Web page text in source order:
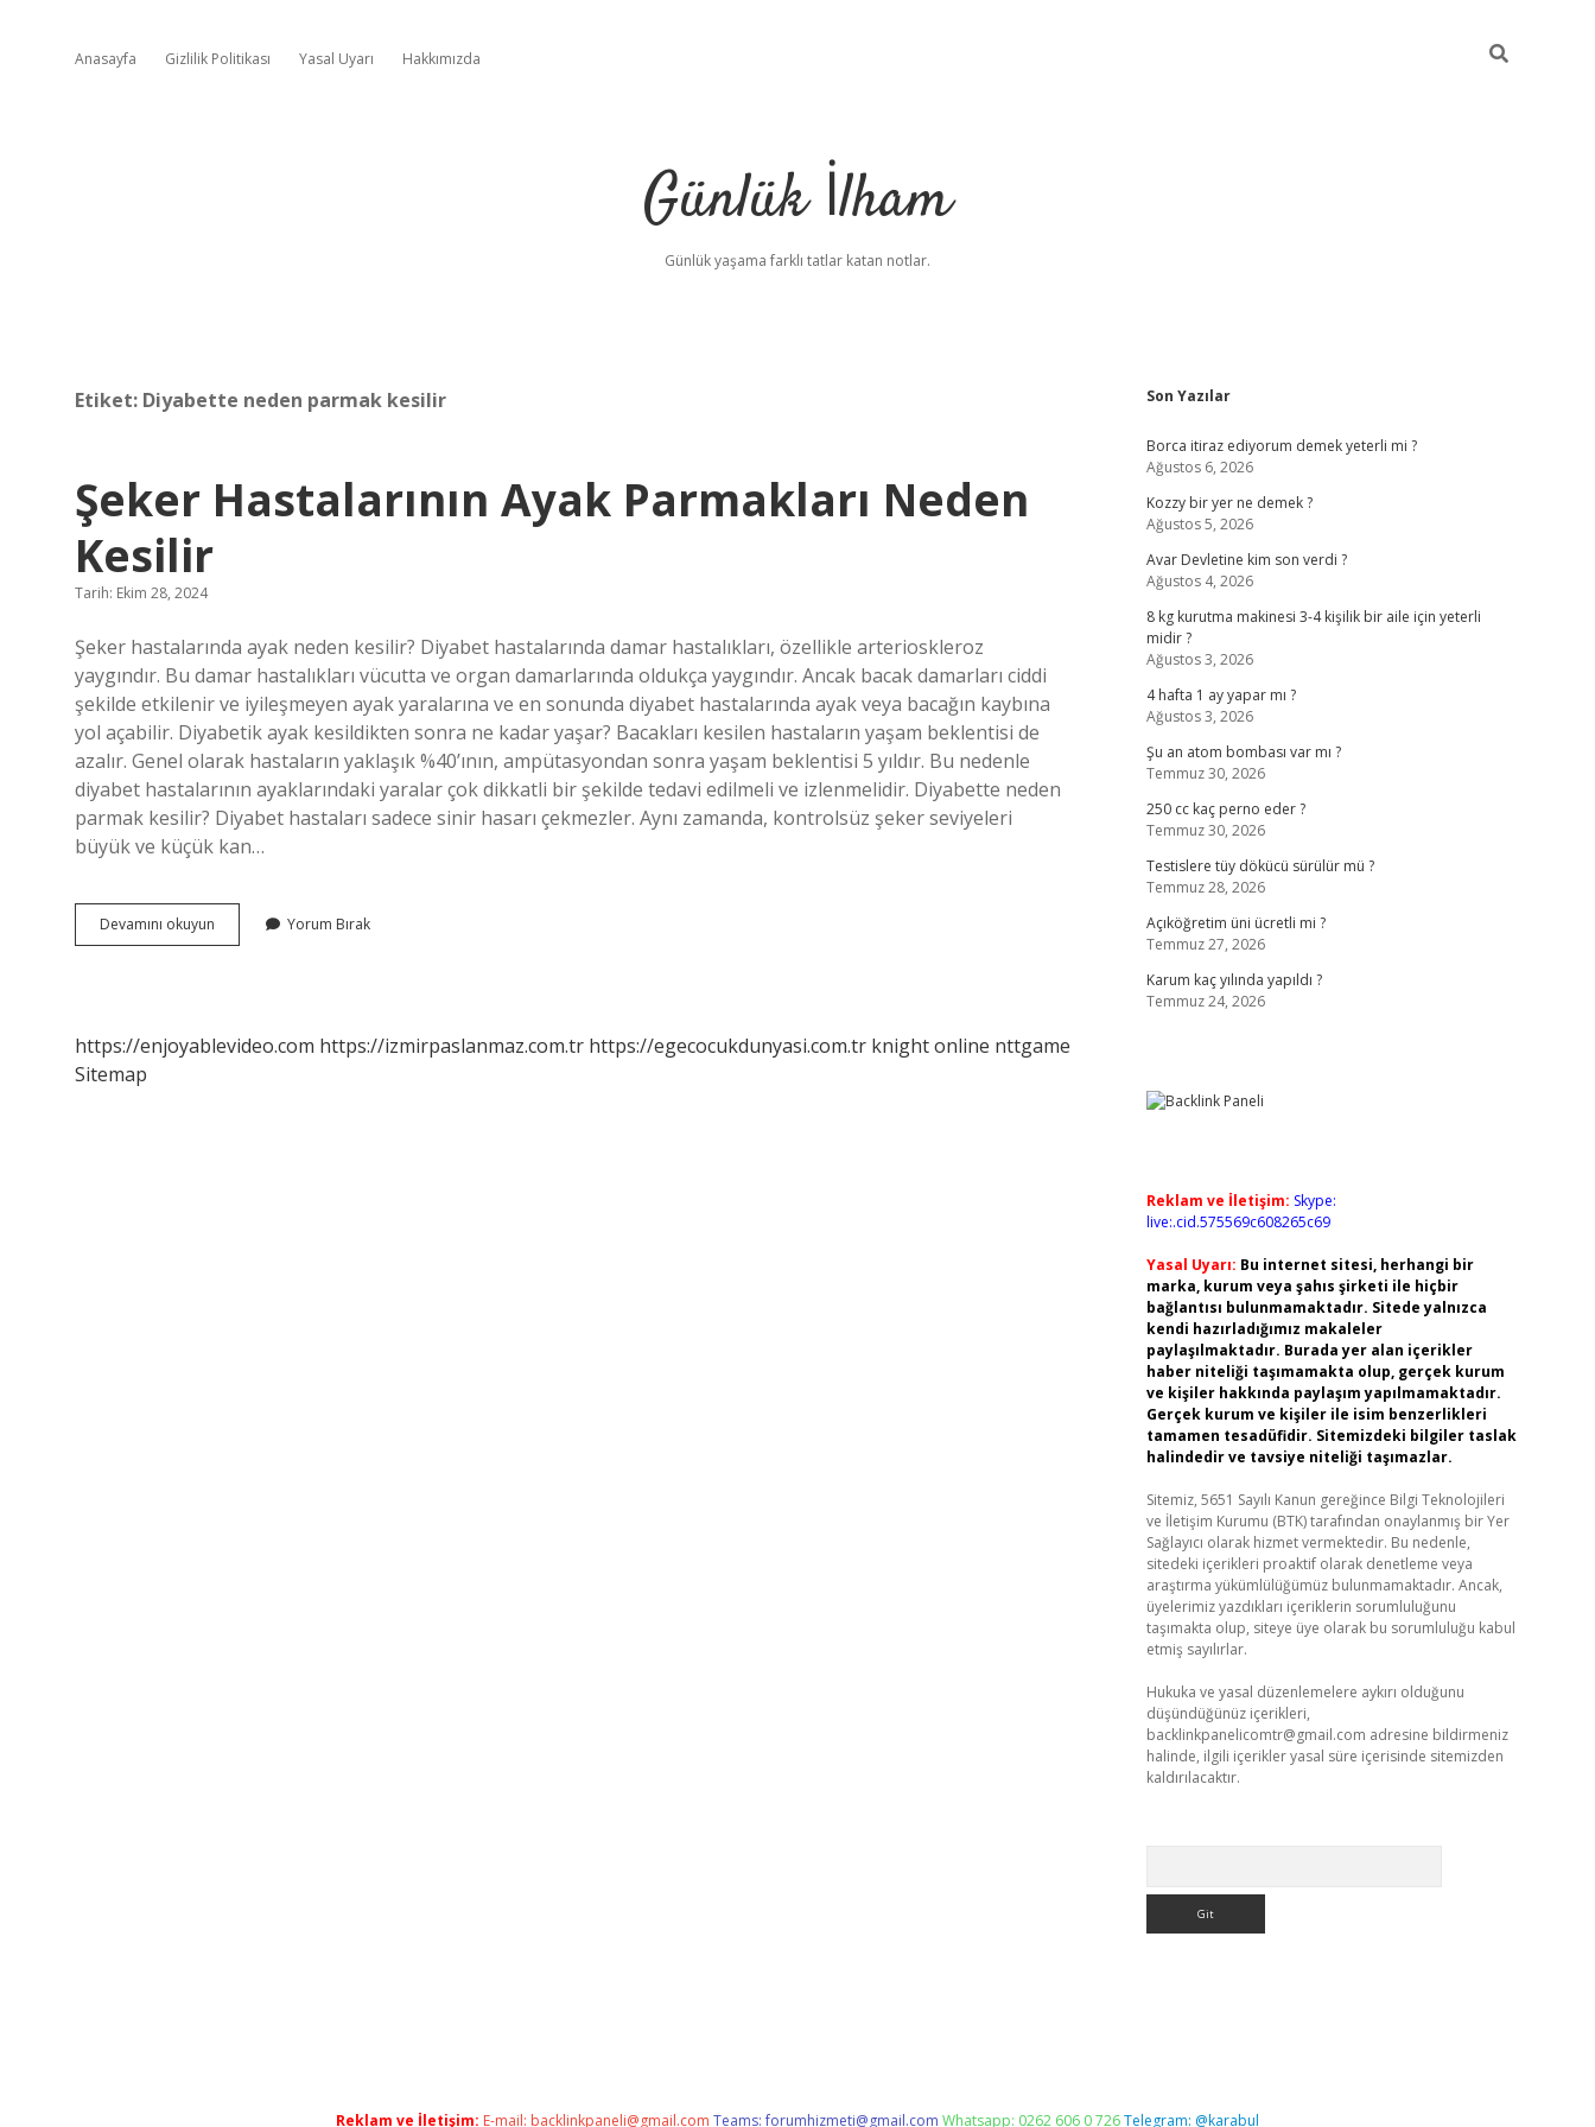
Anasayfa Gizlilik Politikası Yasal Uyarı Hakkımızda
Günlük İlham
Günlük yaşama farklı tatlar katan notlar.
Etiket: Diyabette neden parmak kesilir
Şeker Hastalarının Ayak Parmakları Neden
Kesilir
Tarih: Ekim 28, 2024
Şeker hastalarında ayak neden kesilir? Diyabet hastalarında damar hastalıkları, özellikle arterioskleroz
yaygındır. Bu damar hastalıkları vücutta ve organ damarlarında oldukça yaygındır. Ancak bacak damarları ciddi
şekilde etkilenir ve iyileşmeyen ayak yaralarına ve en sonunda diyabet hastalarında ayak veya bacağın kaybına
yol açabilir. Diyabetik ayak kesildikten sonra ne kadar yaşar? Bacakları kesilen hastaların yaşam beklentisi de
azalır. Genel olarak hastaların yaklaşık %40’ının, ampütasyondan sonra yaşam beklentisi 5 yıldır. Bu nedenle
diyabet hastalarının ayaklarındaki yaralar çok dikkatli bir şekilde tedavi edilmeli ve izlenmelidir. Diyabette neden
parmak kesilir? Diyabet hastaları sadece sinir hasarı çekmezler. Aynı zamanda, kontrolsüz şeker seviyeleri
büyük ve küçük kan…
Devamını okuyun
Hastalarının
Yorum Bırak
https://enjoyablevideo.com https://izmirpaslanmaz.com.tr https://egecocukdunyasi.com.tr knight online nttgame
Sitemap
Sidebar
Son Yazılar
Borca itiraz ediyorum demek yeterli mi ?
Ağustos 6, 2026
Kozzy bir yer ne demek ?
Ağustos 5, 2026
Avar Devletine kim son verdi ?
Ağustos 4, 2026
8 kg kurutma makinesi 3-4 kişilik bir aile için yeterli
midir ?
Ağustos 3, 2026
4 hafta 1 ay yapar mı ?
Ağustos 3, 2026
Şu an atom bombası var mı ?
Temmuz 30, 2026
250 cc kaç perno eder ?
Temmuz 30, 2026
Testislere tüy dökücü sürülür mü ?
Temmuz 28, 2026
Açıköğretim üni ücretli mi ?
Temmuz 27, 2026
Karum kaç yılında yapıldı ?
Temmuz 24, 2026
Reklam ve İletişim: Skype:
live:.cid.575569c608265c69
Yasal Uyarı: Bu internet sitesi, herhangi bir
marka, kurum veya şahıs şirketi ile hiçbir
bağlantısı bulunmamaktadır. Sitede yalnızca
kendi hazırladığımız makaleler
paylaşılmaktadır. Burada yer alan içerikler
haber niteliği taşımamakta olup, gerçek kurum
ve kişiler hakkında paylaşım yapılmamaktadır.
Gerçek kurum ve kişiler ile isim benzerlikleri
tamamen tesadüfidir. Sitemizdeki bilgiler taslak
halindedir ve tavsiye niteliği taşımazlar.
Sitemiz, 5651 Sayılı Kanun gereğince Bilgi Teknolojileri
ve İletişim Kurumu (BTK) tarafından onaylanmış bir Yer
Sağlayıcı olarak hizmet vermektedir. Bu nedenle,
sitedeki içerikleri proaktif olarak denetleme veya
araştırma yükümlülüğümüz bulunmamaktadır. Ancak,
üyelerimiz yazdıkları içeriklerin sorumluluğunu
taşımakta olup, siteye üye olarak bu sorumluluğu kabul
etmiş sayılırlar.
Hukuka ve yasal düzenlemelere aykırı olduğunu
düşündüğünüz içerikleri,
backlinkpanelicomtr@gmail.com adresine bildirmeniz
halinde, ilgili içerikler yasal süre içerisinde sitemizden
kaldırılacaktır.
Reklam ve İletişim: E-mail: backlinkpaneli@gmail.com Teams:forumhizmeti@gmail.com Whatsapp: 0262 606 0 726Telegram: @karabul